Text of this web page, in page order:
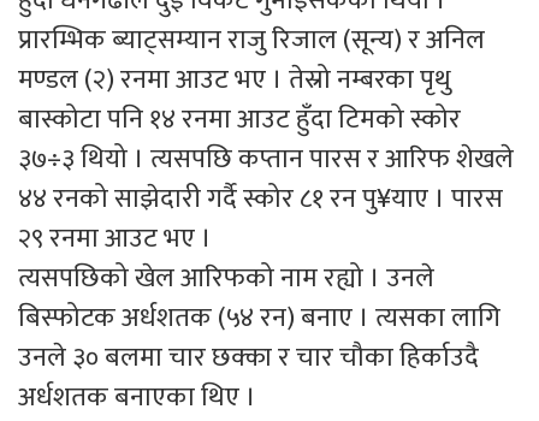
प्रारम्भिक ब्याट्सम्यान राजु रिजाल (सून्य) र अनिल
मण्डल (२) रनमा आउट भए । तेस्रो नम्बरका पृथु
बास्कोटा पनि १४ रनमा आउट हुँदा टिमको स्कोर
३७÷३ थियो । त्यसपछि कप्तान पारस र आरिफ शेखले
४४ रनको साझेदारी गर्दै स्कोर ८१ रन पु¥याए । पारस
२९ रनमा आउट भए ।
त्यसपछिको खेल आरिफको नाम रह्यो । उनले
बिस्फोटक अर्धशतक (५४ रन) बनाए । त्यसका लागि
उनले ३० बलमा चार छक्का र चार चौका हिर्काउदै
अर्धशतक बनाएका थिए ।